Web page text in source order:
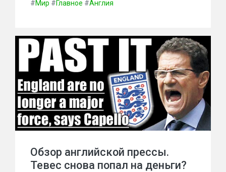
#Мир #Главное #Англия
Обзор английской прессы.
Тевес снова попал на деньги?